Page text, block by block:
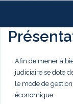
Afin de mener à
judiciaire se dote
le mode de
économique.